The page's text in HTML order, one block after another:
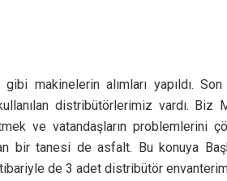
makinelerin alımları yapıldı.
distribütörlerimiz vardı.
ve vatandaşların problemlerini
bir tanesi de asfalt. Bu konuya
de 3 adet distribütör